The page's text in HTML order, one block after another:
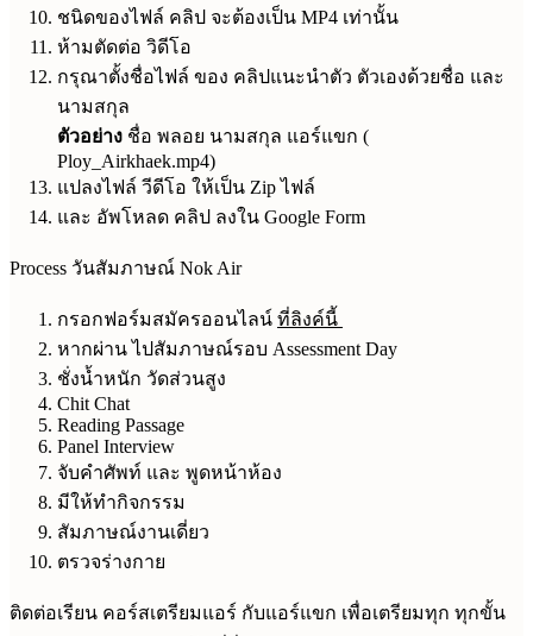
ชนิดของไฟล์ คลิป จะต้องเป็น MP4 เท่านั้น
ห้ามตัดต่อ วิดีโอ
กรุณาตั้งชื่อไฟล์ ของ คลิปแนะนำตัว ตัวเองด้วยชื่อ และ
นามสกุล
ตัวอย่าง ชื่อ พลอย นามสกุล แอร์แขก (
Ploy_Airkhaek.mp4)
แปลงไฟล์ วีดีโอ ให้เป็น Zip ไฟล์
และ อัพโหลด คลิป ลงใน Google Form
Process วันสัมภาษณ์ Nok Air
กรอกฟอร์มสมัครออนไลน์ ที่ลิงค์นี้
หากผ่าน ไปสัมภาษณ์รอบ Assessment Day
ชั่งน้ำหนัก วัดส่วนสูง
Chit Chat
Reading Passage
Panel Interview
จับคำศัพท์ และ พูดหน้าห้อง
มีให้ทำกิจกรรม
สัมภาษณ์งานเดี่ยว
ตรวจร่างกาย
ติดต่อเรียน คอร์สเตรียมแอร์ กับแอร์แขก เพื่อเตรียมทุก ทุกขั้น